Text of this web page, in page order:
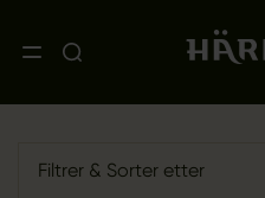
Filtrer & Sorter etter